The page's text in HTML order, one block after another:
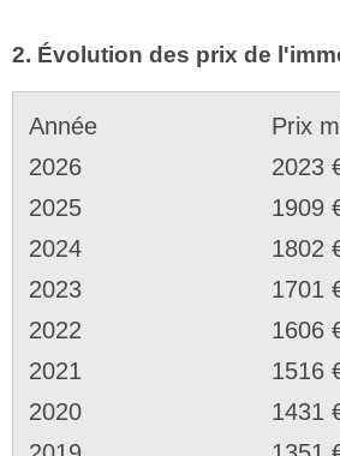
2. Évolution des prix de
Année
Prix
2026
2023
2025
1909
2024
1802
2023
1701
2022
1606
2021
1516
2020
1431